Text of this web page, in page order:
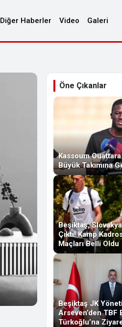
Diğer Haberler Video Galeri
Öne Çıkanlar
Kassoum
Büyük Takımına
Beşiktaş,
Çıktı! Kamp
Maçları Belli Oldu
Beşiktaş JK
Arseven’den TBF
Türkoğlu’na